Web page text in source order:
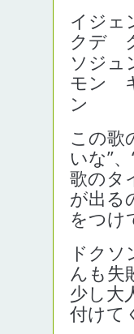
イジ
クデ
ソジ
モン
ン
この歌
いな”
歌のタ
が出る
をつけ
ドク
んも失
少し大
付けて